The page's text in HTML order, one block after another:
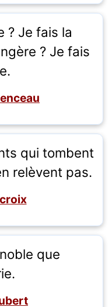
? Je fais la
? Je fais
qui tombent
relèvent pas.
que